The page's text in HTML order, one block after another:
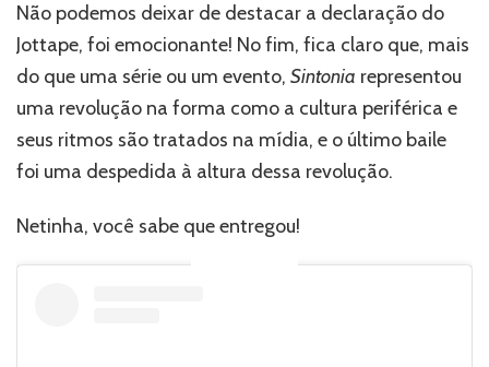
Não podemos deixar de destacar a declaração do
Jottape, foi emocionante! No fim, fica claro que, mais
do que uma série ou um evento, Sintonia representou
uma revolução na forma como a cultura periférica e
seus ritmos são tratados na mídia, e o último baile
foi uma despedida à altura dessa revolução.
Netinha, você sabe que entregou!